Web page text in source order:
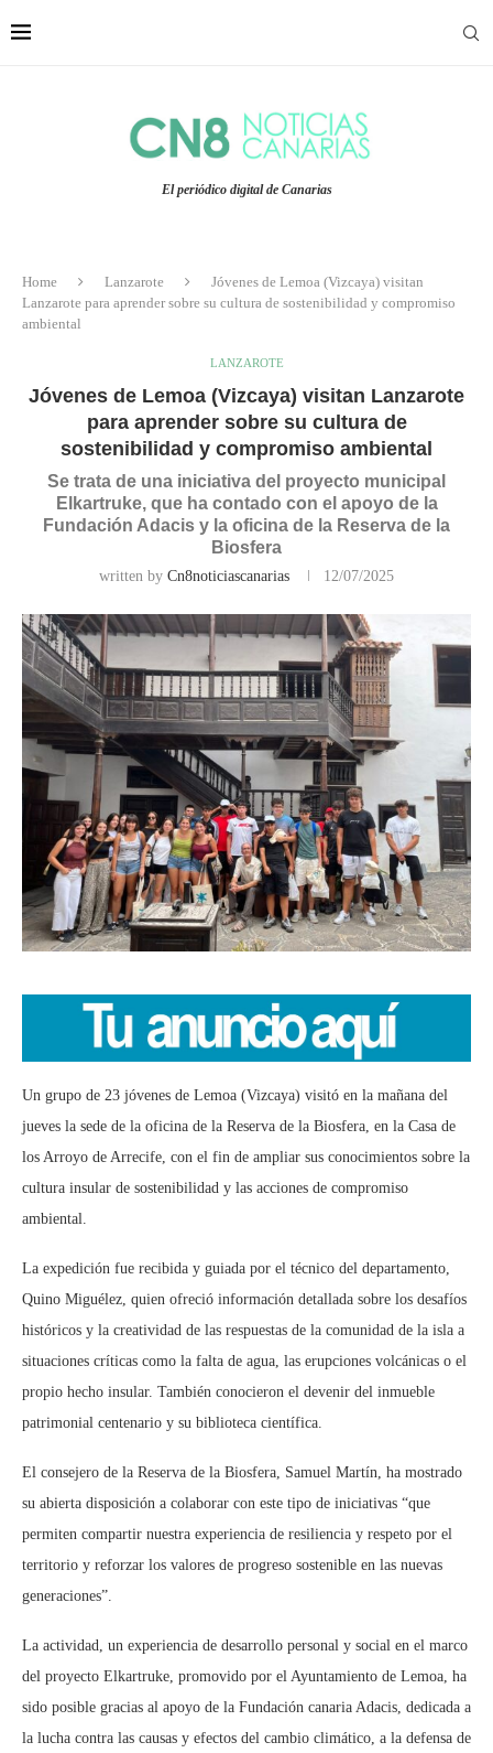
El periódico digital de Canarias
Home Lanzarote
Jóvenes de Lemoa (Vizcaya) visitan
Lanzarote para aprender sobre su cultura de sostenibilidad y compromiso
ambiental
LANZAROTE
Jóvenes de Lemoa (Vizcaya) visitan Lanzarote
para aprender sobre su cultura de
sostenibilidad y compromiso ambiental
Se trata de una iniciativa del proyecto municipal
Elkartruke, que ha contado con el apoyo de la
Fundación Adacis y la oficina de la Reserva de la
Biosfera
written by Cn8noticiascanarias 12/07/2025
Un grupo de 23 jóvenes de Lemoa (Vizcaya) visitó en la mañana del
jueves la sede de la oficina de la Reserva de la Biosfera, en la Casa de
los Arroyo de Arrecife, con el fin de ampliar sus conocimientos sobre la
cultura insular de sostenibilidad y las acciones de compromiso
ambiental.
La expedición fue recibida y guiada por el técnico del departamento,
Quino Miguélez, quien ofreció información detallada sobre los desafíos
históricos y la creatividad de las respuestas de la comunidad de la isla a
situaciones críticas como la falta de agua, las erupciones volcánicas o el
propio hecho insular. También conocieron el devenir del inmueble
patrimonial centenario y su biblioteca científica.
El consejero de la Reserva de la Biosfera, Samuel Martín, ha mostrado
su abierta disposición a colaborar con este tipo de iniciativas “que
permiten compartir nuestra experiencia de resiliencia y respeto por el
territorio y reforzar los valores de progreso sostenible en las nuevas
generaciones”.
La actividad, un experiencia de desarrollo personal y social en el marco
del proyecto Elkartruke, promovido por el Ayuntamiento de Lemoa, ha
sido posible gracias al apoyo de la Fundación canaria Adacis, dedicada a
la lucha contra las causas y efectos del cambio climático, a la defensa de